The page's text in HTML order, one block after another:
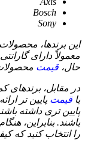
Bosch
Sony
این برندها،
معمولاً دارای
حال، قیمت
در مقابل، برندهای
با قیمت پایین تر
پایین تری داشته
باشند. بنابراین،
را انتخاب کنید که